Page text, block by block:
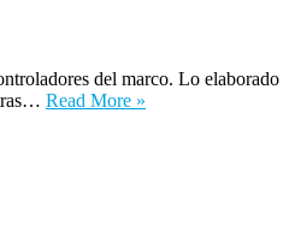
del marco. Lo elaborado
Read More »